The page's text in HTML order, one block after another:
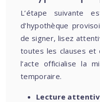
L’étape suivante
d’hypothèque
de signer, lisez
toutes les clauses et
l’acte officialise la
temporaire.
Lecture